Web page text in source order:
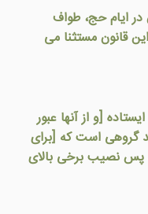
ايام حج، طواف
قانون مستثنا می
[و از آنها عبور
گروهی است که [برای
نصیب برخی بالای